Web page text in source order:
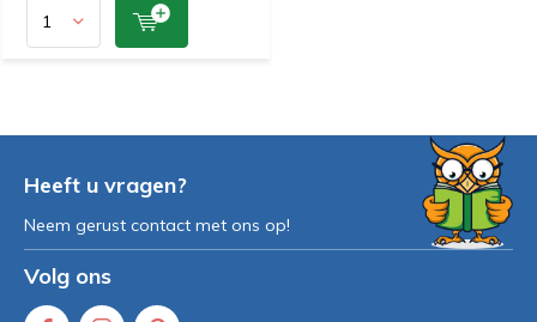
Heeft u vragen?
Neem gerust contact met ons op!
Volg ons